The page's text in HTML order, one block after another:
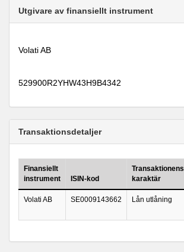
Utgivare av finansiellt instrument
Volati AB
529900R2YHW43H9B4342
Transaktionsdetaljer
Finansiellt
instrument
ISIN-kod
Transaktionens
karaktär
Volati AB SE0009143662 Lån utlåning